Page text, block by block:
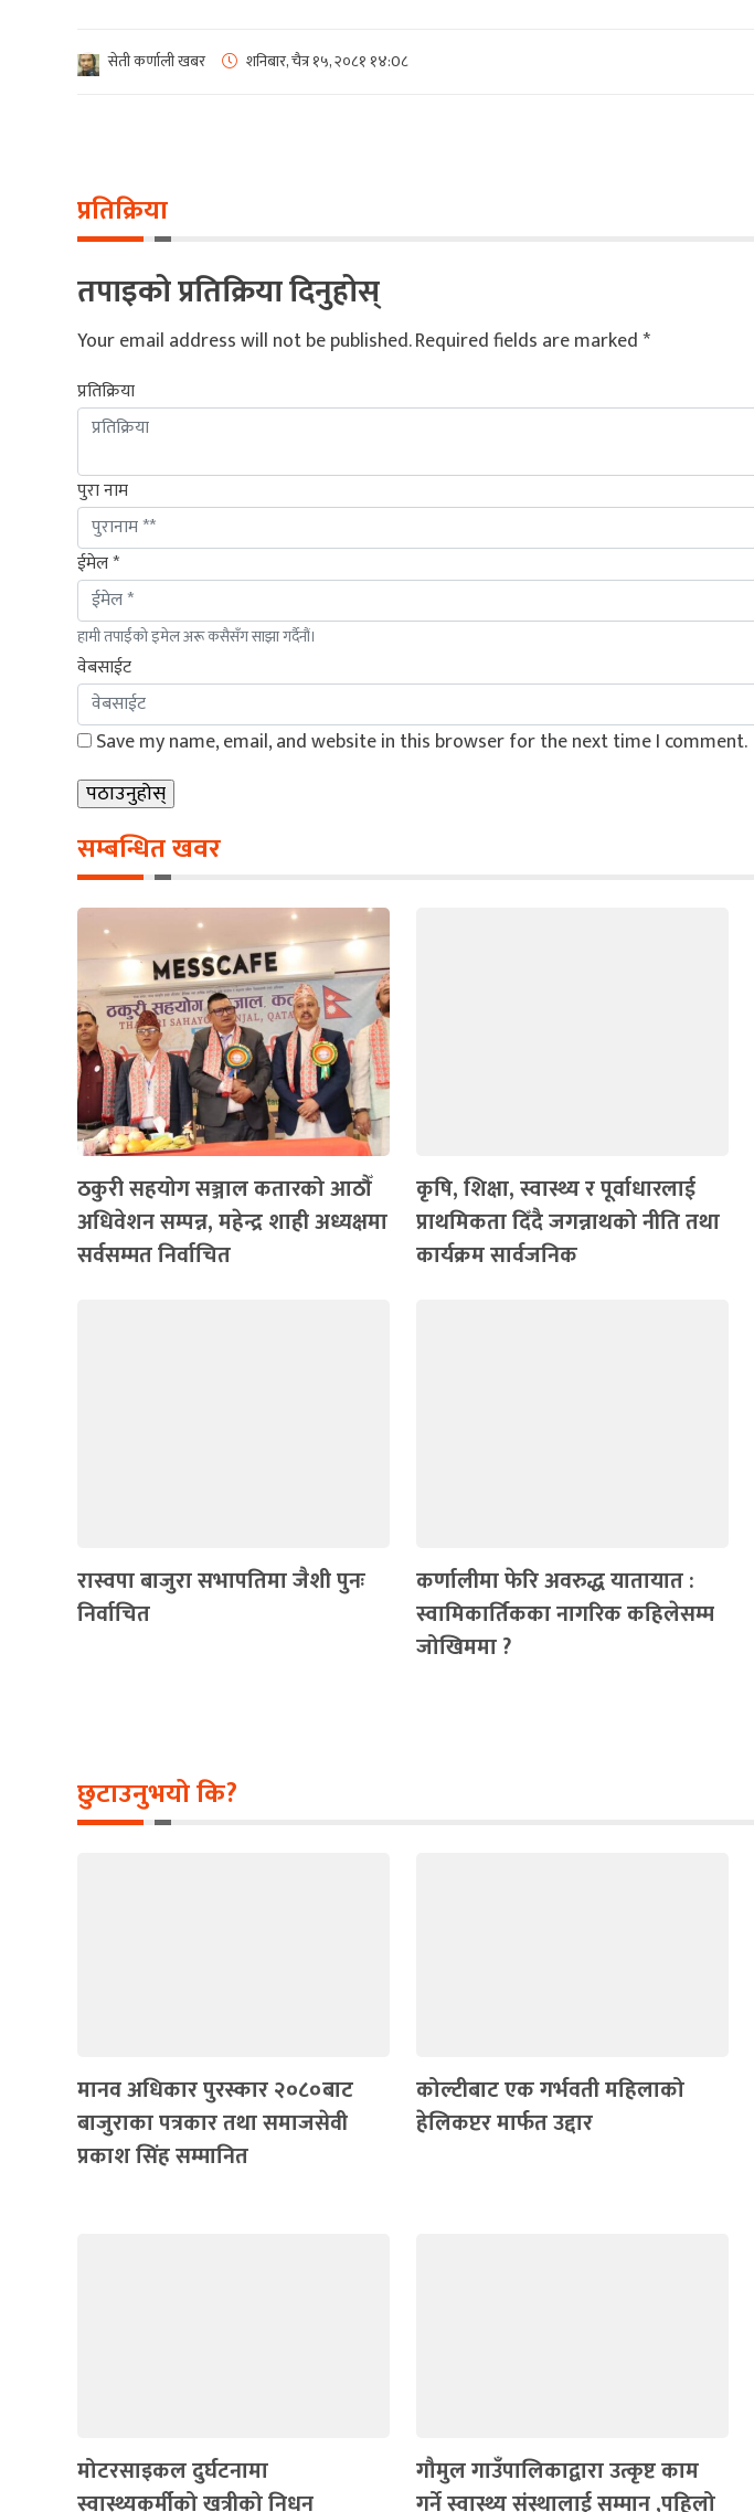
सेती कर्णाली खबर शनिबार, चैत्र १५, २०८१ १४:0८
प्रतिक्रिया
तपाइको प्रतिक्रिया दिनुहोस्
Your email address will not be published.Required fields are marked*
प्रतिक्रिया
पुरा नाम
ईमेल *
हामी तपाईंको इमेल अरू कसैसँग साझा गर्दैनौं।
वेबसाईट
Save my name, email, and website in this browser for the next time I comment.
सम्बन्धित खवर
ठकुरी सहयोग सञ्जाल कतारको आठौँ
अधिवेशन सम्पन्न, महेन्द्र शाही अध्यक्षमा
सर्वसम्मत निर्वाचित
कृषि, शिक्षा, स्वास्थ्य र पूर्वाधारलाई
प्राथमिकता दिँदै जगन्नाथको नीति तथा
कार्यक्रम सार्वजनिक
रास्वपा बाजुरा सभापतिमा जैशी पुनः
निर्वाचित
कर्णालीमा फेरि अवरुद्ध यातायात :
स्वामिकार्तिकका नागरिक कहिलेसम्म
जोखिममा ?
छुटाउनुभयो कि?
मानव अधिकार पुरस्कार २०८०बाट
बाजुराका पत्रकार तथा समाजसेवी
प्रकाश सिंह सम्मानित
कोल्टीबाट एक गर्भवती महिलाको
हेलिकप्टर मार्फत उद्दार
मोटरसाइकल दुर्घटनामा
स्वास्थ्यकर्मीको खत्रीको निधन
गौमुल गाउँपालिकाद्वारा उत्कृष्ट काम
गर्ने स्वास्थ्य संस्थालाई सम्मान ,पहिलो